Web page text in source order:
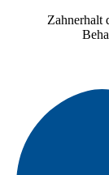
Zahnerhalt